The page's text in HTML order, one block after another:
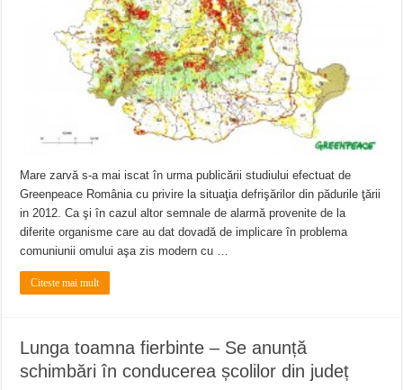
Mare zarvă s-a mai iscat în urma publicării studiului efectuat de
Greenpeace România cu privire la situaţia defrişărilor din pădurile ţării
in 2012. Ca şi în cazul altor semnale de alarmă provenite de la
diferite organisme care au dat dovadă de implicare în problema
comuniunii omului aşa zis modern cu …
Citeste mai mult
Lunga toamna fierbinte – Se anunță
schimbări în conducerea școlilor din județ